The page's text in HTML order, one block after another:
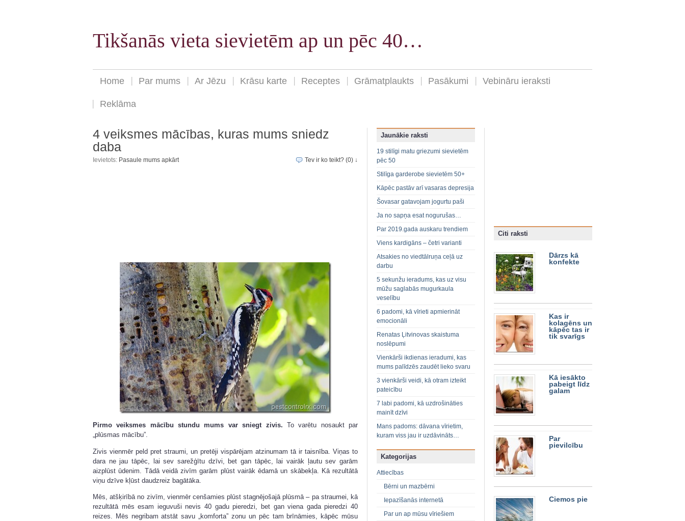
Tikšanās vieta sievietēm ap un pēc 40…
Home Par mums Ar Jēzu Krāsu karte Receptes Grāmatplaukts Pasākumi Vebināru ieraksti
Reklāma
4 veiksmes mācības, kuras mums sniedz
daba
Ievietots: Pasaule mums apkārt Tev ir ko teikt? (0) ↓
Pirmo veiksmes mācību stundu mums var sniegt zivis. To varētu nosaukt par
„plūsmas mācību”.
Zivis vienmēr peld pret straumi, un pretēji vispārējam atzinumam tā ir taisnība. Viņas to
dara ne jau tāpēc, lai sev sarežģītu dzīvi, bet gan tāpēc, lai vairāk ļautu sev garām
aizplūst ūdenim. Tādā veidā zivīm garām plūst vairāk ēdamā un skābekļa. Kā rezultātā
viņu dzīve kļūst daudzreiz bagātāka.
Mēs, atšķirībā no zivīm, vienmēr cenšamies plūst stagnējošajā plūsmā – pa straumei, kā
rezultātā mēs esam ieguvuši nevis 40 gadu pieredzi, bet gan viena gada pieredzi 40
reizes. Mēs negribam atstāt savu „komforta” zonu un pēc tam brīnāmies, kāpēc mūsu
Jaunākie raksti
19 stilīgi matu griezumi sievietēm
pēc 50
Stilīga garderobe sievietēm 50+
Kāpēc pastāv arī vasaras depresija
Šovasar gatavojam jogurtu paši
Ja no sapņa esat nogurušas…
Par 2019.gada auskaru trendiem
Viens kardigāns – četri varianti
Atsakies no viedtālruņa ceļā uz
darbu
5 sekunžu ieradums, kas uz visu
mūžu saglabās mugurkaula
veselību
6 padomi, kā vīrieti apmierināt
emocionāli
Renatas Ļitvinovas skaistuma
noslēpumi
Vienkārši ikdienas ieradumi, kas
mums palīdzēs zaudēt lieko svaru
3 vienkārši veidi, kā otram izteikt
pateicību
7 labi padomi, kā uzdrošināties
mainīt dzīvi
Mans padoms: dāvana vīrietim,
kuram viss jau ir uzdāvināts…
Kategorijas
Attiecības
Bērni un mazbērni
Iepazīšanās internetā
Par un ap mūsu vīriešiem
Citi raksti
Dārzs kā
konfekte
Kas ir
kolagēns un
kāpēc tas ir
tik svarīgs
Kā iesākto
pabeigt līdz
galam
Par
pievilcību
Ciemos pie